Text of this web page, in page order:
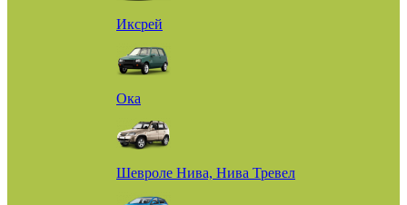
Иксрей
Ока
Шевроле Нива, Нива Тревел